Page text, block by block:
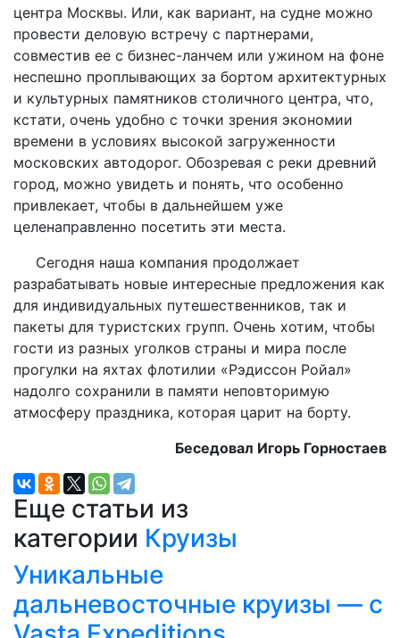
центра Москвы. Или, как вариант, на судне можно
провести деловую встречу с партнерами,
совместив ее с бизнес-ланчем или ужином на фоне
неспешно проплывающих за бортом архитектурных
и культурных памятников столичного центра, что,
кстати, очень удобно с точки зрения экономии
времени в условиях высокой загруженности
московских автодорог. Обозревая с реки древний
город, можно увидеть и понять, что особенно
привлекает, чтобы в дальнейшем уже
целенаправленно посетить эти места.
Сегодня наша компания продолжает
разрабатывать новые интересные предложения как
для индивидуальных путешественников, так и
пакеты для туристских групп. Очень хотим, чтобы
гости из разных уголков страны и мира после
прогулки на яхтах флотилии «Рэдиссон Ройал»
надолго сохранили в памяти неповторимую
атмосферу праздника, которая царит на борту.
Беседовал Игорь Горностаев
Еще статьи из
категории Круизы
Уникальные
дальневосточные круизы — с